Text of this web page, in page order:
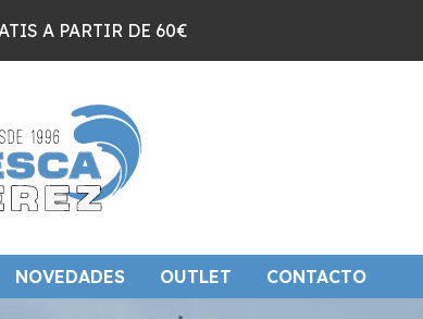
A PARTIR DE 60€
NOVEDADES OUTLET CONTACTO